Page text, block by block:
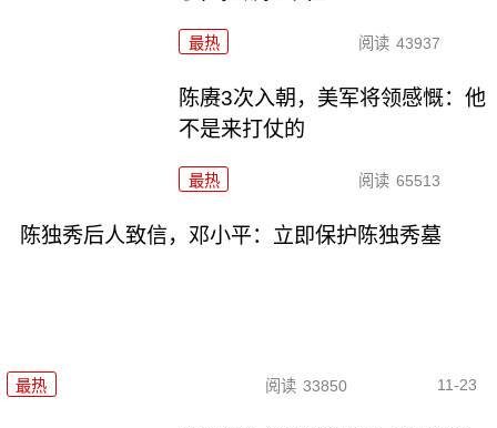
最热 阅读 43937
陈赓3次入朝，美军将领感慨：他
不是来打仗的
最热 阅读 65513
陈独秀后人致信，邓小平：立即保护陈独秀墓
最热 阅读 33850 11-23